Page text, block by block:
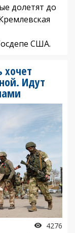
долетят до
США.
хочет
Идут
4276